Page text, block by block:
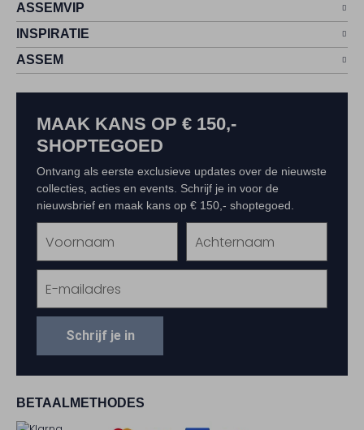
ASSEMVIP
INSPIRATIE
ASSEM
BETAALMETHODES
MAAK KANS OP € 150,-
SHOPTEGOED
Ontvang als eerste exclusieve updates over de nieuwste
collecties, acties en events. Schrijf je in voor de
nieuwsbrief en maak kans op € 150,- shoptegoed.
Schrijf je in